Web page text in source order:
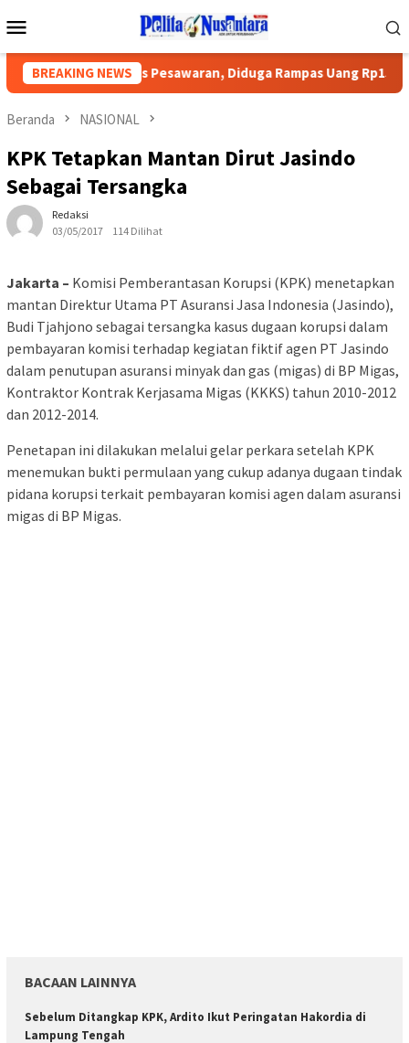
ke
Mobile
BREAKING NEWS
Ke Polres Pesawaran, Diduga Rampas Uang Rp150Juta
Beranda NASIONAL
KPK Tetapkan Mantan Dirut Jasindo
Sebagai Tersangka
Redaksi
03/05/2017
114 Dilihat
Jakarta – Komisi Pemberantasan Korupsi (KPK) menetapkan
mantan Direktur Utama PT Asuransi Jasa Indonesia (Jasindo),
Budi Tjahjono sebagai tersangka kasus dugaan korupsi dalam
pembayaran komisi terhadap kegiatan fiktif agen PT Jasindo
dalam penutupan asuransi minyak dan gas (migas) di BP Migas,
Kontraktor Kontrak Kerjasama Migas (KKKS) tahun 2010-2012
dan 2012-2014.
Penetapan ini dilakukan melalui gelar perkara setelah KPK
menemukan bukti permulaan yang cukup adanya dugaan tindak
pidana korupsi terkait pembayaran komisi agen dalam asuransi
migas di BP Migas.
BACAAN LAINNYA
Sebelum Ditangkap KPK, Ardito Ikut Peringatan Hakordia di
Lampung Tengah